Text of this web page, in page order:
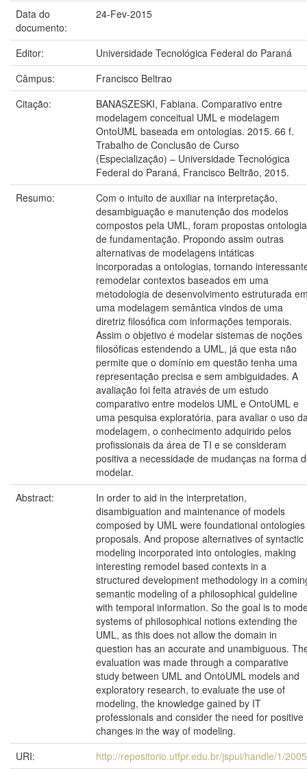
Data do
documento:
24-Fev-2015
Editor:
Universidade Tecnológica Federal do Paraná
Câmpus:
Francisco Beltrao
Citação:
BANASZESKI, Fabiana. Comparativo entre
modelagem conceitual UML e modelagem
OntoUML baseada em ontologias. 2015. 66 f.
Trabalho de Conclusão de Curso
(Especialização) – Universidade Tecnológica
Federal do Paraná, Francisco Beltrão, 2015.
Resumo:
Com o intuito de auxiliar na interpretação,
desambiguação e manutenção dos modelos
compostos pela UML, foram propostas
de fundamentação. Propondo assim outras
alternativas de modelagens intáticas
incorporadas a ontologias, tornando
remodelar contextos baseados em uma
metodologia de desenvolvimento estruturada
uma modelagem semântica vindos de uma
diretriz filosófica com informações temporais.
Assim o objetivo é modelar sistemas de noções
filosóficas estendendo a UML, já que esta não
permite que o domínio em questão tenha uma
representação precisa e sem ambiguidades. A
avaliação foi feita através de um estudo
comparativo entre modelos UML e OntoUML e
uma pesquisa exploratória, para avaliar o uso
modelagem, o conhecimento adquirido pelos
profissionais da área de TI e se consideram
positiva a necessidade de mudanças na forma
modelar.
Abstract:
In order to aid in the interpretation,
disambiguation and maintenance of models
composed by UML were foundational ontologies
proposals. And propose alternatives of syntactic
modeling incorporated into ontologies, making
interesting remodel based contexts in a
structured development methodology in a
semantic modeling of a philosophical guideline
with temporal information. So the goal is to
systems of philosophical notions extending the
UML, as this does not allow the domain in
question has an accurate and unambiguous.
evaluation was made through a comparative
study between UML and OntoUML models and
exploratory research, to evaluate the use of
modeling, the knowledge gained by IT
professionals and consider the need for positive
changes in the way of modeling.
URI:
http://repositorio.utfpr.edu.br/jspui/handle/1/